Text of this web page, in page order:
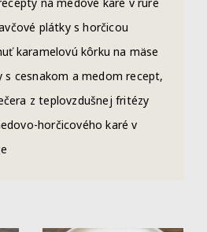
plátky s horčicou
karamelovú kôrku na mäse
s cesnakom a medom recept,
z teplovzdušnej fritézy
horčicového karé v